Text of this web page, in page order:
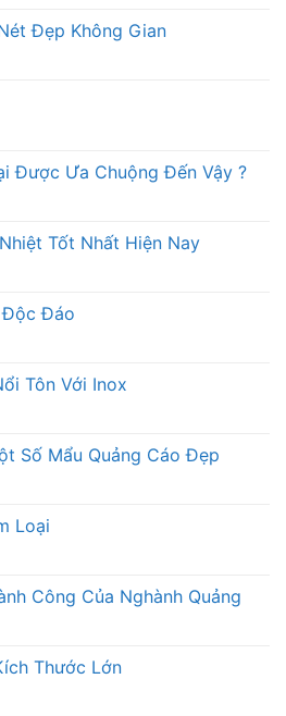
Đẹp Không Gian
Được Ưa Chuộng Đến Vậy ?
Tốt Nhất Hiện Nay
Độc Đáo
Tôn Với Inox
Số Mẩu Quảng Cáo Đẹp
Loại
Công Của Nghành Quảng
Thước Lớn